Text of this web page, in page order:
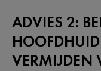
ADVIES 2:
VERMIJDEN